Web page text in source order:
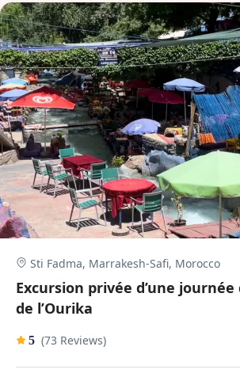
Sti Fadma, Marrakesh-Safi, Morocco
Excursion privée d’une
de l’Ourika
5 (73 Reviews)